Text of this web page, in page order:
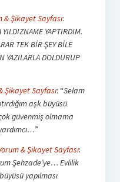
& Şikayet Sayfası:
YAPTIRDIM.
TEK BİR ŞEY BİLE
YAZILARLA DOLDURUP
Şikayet Sayfası: “Selam
aşk büyüsü
güvenmiş olmama
”
& Şikayet Sayfası:
Şehzade’ye… Evlilik
yapılması